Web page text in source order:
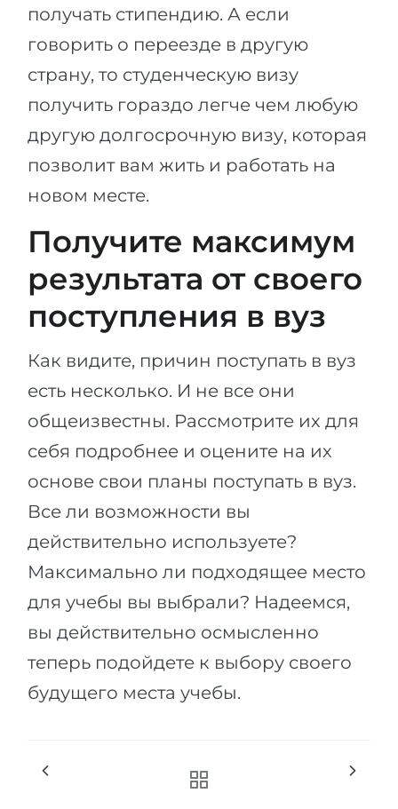
получать стипендию. А если
говорить о переезде в другую
страну, то студенческую визу
получить гораздо легче чем любую
другую долгосрочную визу, которая
позволит вам жить и работать на
новом месте.
Получите максимум
результата от своего
поступления в вуз
Как видите, причин поступать в вуз
есть несколько. И не все они
общеизвестны. Рассмотрите их для
себя подробнее и оцените на их
основе свои планы поступать в вуз.
Все ли возможности вы
действительно используете?
Максимально ли подходящее место
для учебы вы выбрали? Надеемся,
вы действительно осмысленно
теперь подойдете к выбору своего
будущего места учебы.